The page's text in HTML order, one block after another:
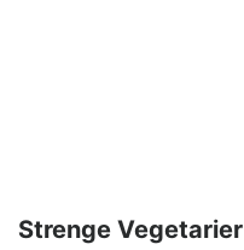
Strenge Vegetarier